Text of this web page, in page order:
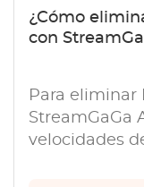
¿Cómo
con
Para eliminar
StreamGaGa
velocidades